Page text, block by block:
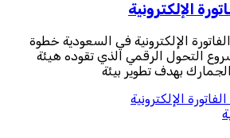
الإلكترونية
الإلكترونية في السعودية خطوة
التحول الرقمي الذي تقوده هيئة
بهدف تطوير بيئة
الإلكترونية